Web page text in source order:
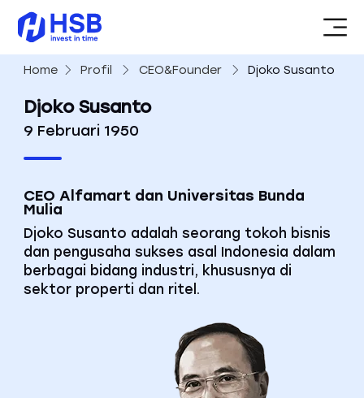
Home Profil CEO&Founder Djoko Susanto
Djoko Susanto
9 Februari 1950
CEO Alfamart dan Universitas Bunda
Mulia
Djoko Susanto adalah seorang tokoh bisnis
dan pengusaha sukses asal Indonesia dalam
berbagai bidang industri, khususnya di
sektor properti dan ritel.